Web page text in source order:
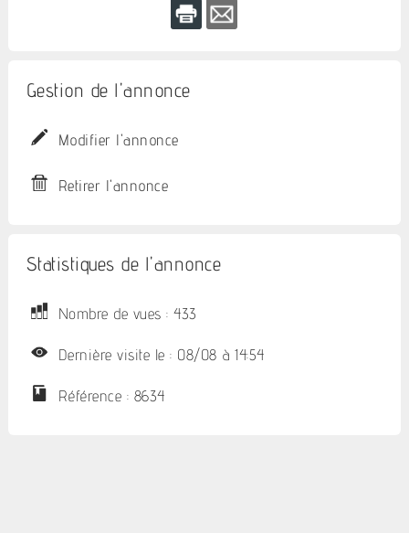
Gestion de l'annonce
Modifier l'annonce
Retirer l'annonce
Statistiques de l'annonce
Nombre de vues : 433
Dernière visite le : 08/08 à 14:54
Référence : 8634